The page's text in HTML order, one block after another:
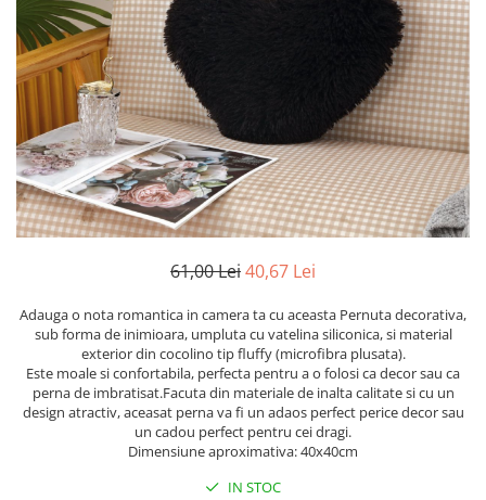
Cearceaf cu elastic
Cearceaf normal
Lenjerii De Pat Creponate
Lenjerii De Pat Bumbac Poplin 2
Persoane
Lenjerii De Pat Bumbac Poplin,
Matlasate, 2 Persoane
Lenjerii De Pat Bumbac Satinat 2
Persoane
Lenjerii De Pat Volanase
2 Persoane
Lenjerii De Pat Jacquard
Lenjerii De Pat Catifea
Lenjerii De Pat Cocolino
Set Lenjerie De Pat Blana
Artificiala De Iepure, 6 Piese, 2
61,00 Lei40,67 Lei
Adauga o nota romantica in camera ta cu aceasta Pernuta decorativa,
sub forma de inimioara, umpluta cu vatelina siliconica, si material
exterior din cocolino tip fluffy (microfibra plusata).
Este moale si confortabila, perfecta pentru a o folosi ca decor sau ca
perna de imbratisat.Facuta din materiale de inalta calitate si cu un
design atractiv, aceasat perna va fi un adaos perfect perice decor sau
un cadou perfect pentru cei dragi.
Dimensiune aproximativa: 40x40cm
IN STOC